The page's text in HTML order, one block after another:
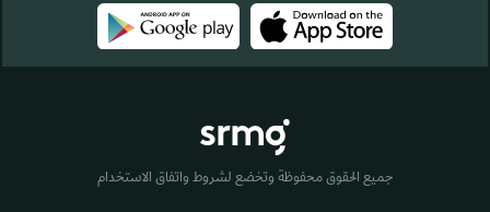
جميع الحقوق محفوظة وتخضع لشروط واتفاق الاستخدام